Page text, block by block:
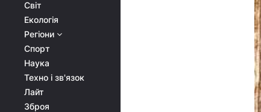
Світ
Екологія
Регіони
Спорт
Наука
Техно і зв'язок
Лайт
Зброя